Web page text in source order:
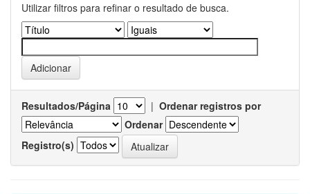
Utilizar filtros para refinar o resultado de busca.
Resultados/Página | Ordenar registros por
Ordenar
Registro(s)